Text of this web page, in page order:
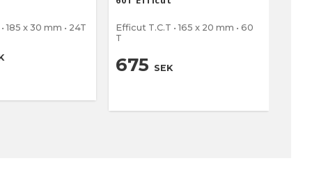
185 x 30 mm • 24T
Efficut T.C.T • 165 x 20 mm • 60
T
675 SEK